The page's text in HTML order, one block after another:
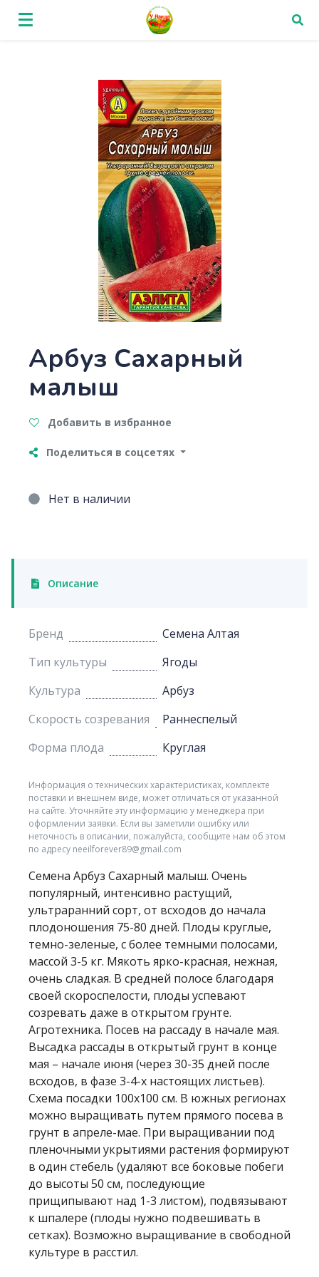
Арбуз Сахарный
малыш
Добавить в избранное
Поделиться в соцсетях
Нет в наличии
Описание
Бренд
Семена Алтая
Тип культуры
Ягоды
Культура
Арбуз
Скорость созревания
Раннеспелый
Форма плода
Круглая
Информация о технических характеристиках, комплекте
поставки и внешнем виде, может отличаться от указанной
на сайте. Уточняйте эту информацию у менеджера при
оформлении заявки. Если вы заметили ошибку или
неточность в описании, пожалуйста, сообщите нам об этом
по адресу neeilforever89@gmail.com
Семена Арбуз Сахарный малыш. Очень
популярный, интенсивно растущий,
ультраранний сорт, от всходов до начала
плодоношения 75-80 дней. Плоды круглые,
темно-зеленые, с более темными полосами,
массой 3-5 кг. Мякоть ярко-красная, нежная,
очень сладкая. В средней полосе благодаря
своей скороспелости, плоды успевают
созревать даже в открытом грунте.
Агротехника. Посев на рассаду в начале мая.
Высадка рассады в открытый грунт в конце
мая – начале июня (через 30-35 дней после
всходов, в фазе 3-4-х настоящих листьев).
Схема посадки 100х100 см. В южных регионах
можно выращивать путем прямого посева в
грунт в апреле-мае. При выращивании под
пленочными укрытиями растения формируют
в один стебель (удаляют все боковые побеги
до высоты 50 см, последующие
прищипывают над 1-3 листом), подвязывают
к шпалере (плоды нужно подвешивать в
сетках). Возможно выращивание в свободной
культуре в расстил.